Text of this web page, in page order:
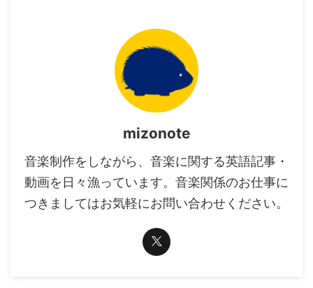
mizonote
音楽制作をしながら、音楽に関する英語記事・
動画を日々漁っています。音楽関係のお仕事に
つきましてはお気軽にお問い合わせください。